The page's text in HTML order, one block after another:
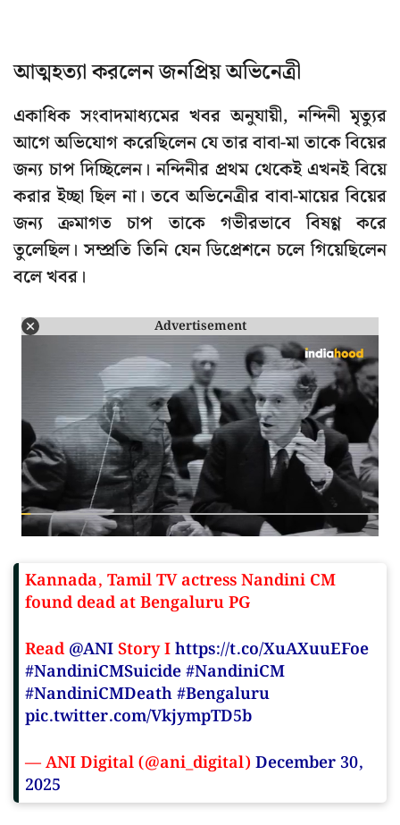
আত্মহত্যা করলেন জনপ্রিয় অভিনেত্রী
একাধিক সংবাদমাধ্যমের খবর অনুযায়ী, নন্দিনী মৃত্যুর
আগে অভিযোগ করেছিলেন যে তার বাবা-মা তাকে বিয়ের
জন্য চাপ দিচ্ছিলেন। নন্দিনীর প্রথম থেকেই এখনই বিয়ে
করার ইচ্ছা ছিল না। তবে অভিনেত্রীর বাবা-মায়ের বিয়ের
জন্য ক্রমাগত চাপ তাকে গভীরভাবে বিষণ্ণ করে
তুলেছিল। সম্প্রতি তিনি যেন ডিপ্রেশনে চলে গিয়েছিলেন
বলে খবর।
Advertisement
Kannada, Tamil TV actress Nandini CM
found dead at Bengaluru PG
Read@ANIStory Ihttps://t.co/XuAXuuEFoe
#NandiniCMSuicide#NandiniCM
#NandiniCMDeath#Bengaluru
pic.twitter.com/VkjympTD5b
— ANI Digital (@ani_digital) December 30,
2025